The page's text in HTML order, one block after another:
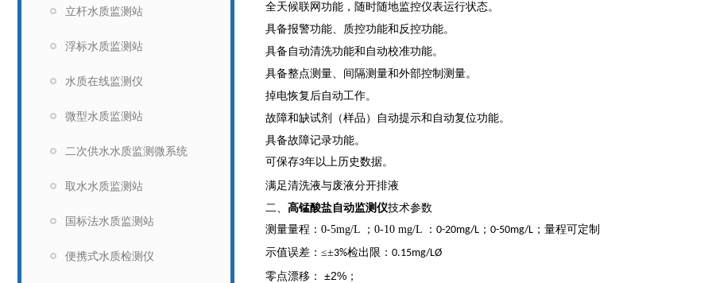
立杆水质监测站
浮标水质监测站
水质在线监测仪
微型水质监测站
二次供水水质监测微系统
取水水质监测站
国标法水质监测站
便携式水质检测仪
全天候联网功能，随时随地监控仪表运行状态。
具备报警功能、质控功能和反控功能。
具备自动清洗功能和自动校准功能。
具备整点测量、间隔测量和外部控制测量。
掉电恢复后自动工作。
故障和缺试剂（样品）自动提示和自动复位功能。
具备故障记录功能。
可保存3年以上历史数据。
满足清洗液与废液分开排液
二、 高锰酸盐自动监测仪技术参数
测量量程：0-5mg/L ；0-10 mg/L ： 0-20mg/L ； 0-50mg/L ；量程可定制
示值误差：≤±3%检出限： 0.15mg/LØ
零点漂移： ±2%；